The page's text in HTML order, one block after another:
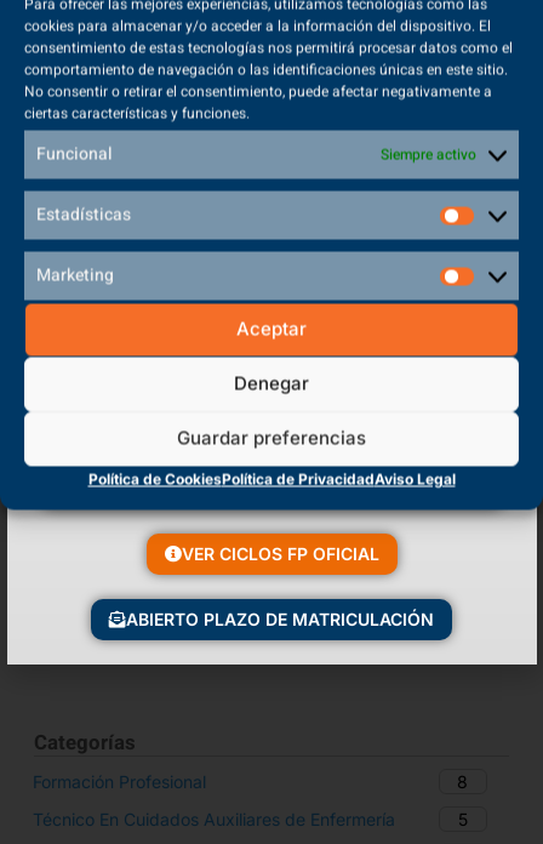
cookies para almacenar y/o acceder a la información del dispositivo. El
consentimiento de estas tecnologías nos permitirá procesar datos como el
comportamiento de navegación o las identificaciones únicas en este sitio.
No consentir o retirar el consentimiento, puede afectar negativamente a
ciertas características y funciones.
Funcional Siempre activo
Estadísticas
Marketing
Aceptar
Denegar
Guardar preferencias
Política de CookiesPolítica de PrivacidadAviso Legal
Categorías
Formación Profesional
8
Técnico En Cuidados Auxiliares de Enfermería
5
VER CICLOS
Todo FP
¿Cuánto tiempo dura el ciclo formativo de grado superior en Educación Infantil?
Siguiente
¿Qué significa TSEI?
VER CICLOS FP OFICIAL
ABIERTO PLAZO DE MATRICULACIÓN